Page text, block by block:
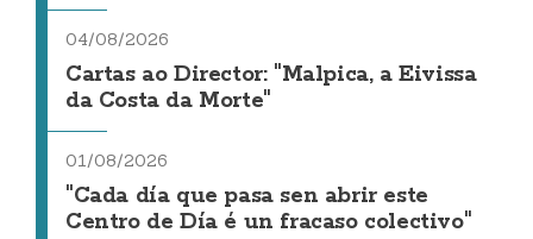
04/08/2026
Cartas ao Director: "Malpica, a Eivissa
da Costa da Morte"
01/08/2026
"Cada día que pasa sen abrir este
Centro de Día é un fracaso colectivo"